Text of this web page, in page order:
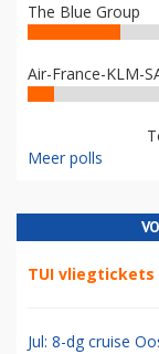
The Blue Group
Air-France-KLM-
Meer polls
TUI vliegtickets
Jul: 8-dg cruise